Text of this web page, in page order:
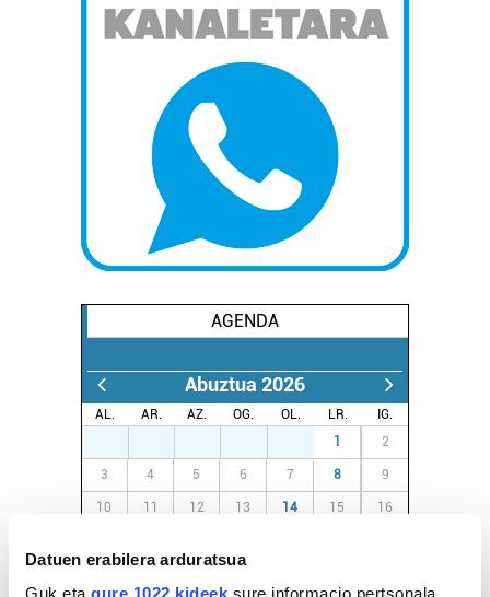
Datuen erabilera arduratsua
Guk eta gure 1022 kideek sure informacio pertsonala,
AGENDA
Abuztua 2026
AL. AR. AZ. OG. OL. LR.
IG.
1 2
3 4 5 6 7 8 9
10 11 12 13 14 15 16